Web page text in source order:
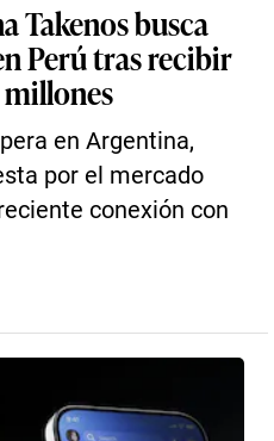
Takenos busca
Perú tras recibir
millones
en Argentina,
por el mercado
conexión con